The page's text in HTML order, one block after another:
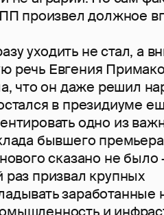
произвел должное
уходить не стал, а
речь Евгения
что он даже решил
в президиуме
одно из
бывшего
сказано не было
призвал крупных
заработанные